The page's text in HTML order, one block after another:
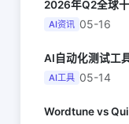
AI资讯 05-16
AI工具 05-14